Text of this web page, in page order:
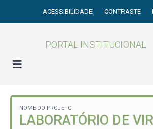
ACESSIBILIDADE CONTRASTE
PORTAL INSTITUCIONAL
NOME DO PROJETO
LABORATÓRIO DE